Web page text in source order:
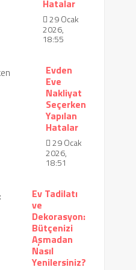
Hatalar
29 Ocak
2026,
18:55
Evden
Eve
Nakliyat
Seçerken
Yapılan
Hatalar
29 Ocak
2026,
18:51
Ev Tadilatı
ve
Dekorasyon:
Bütçenizi
Aşmadan
Nasıl
Yenilersiniz?